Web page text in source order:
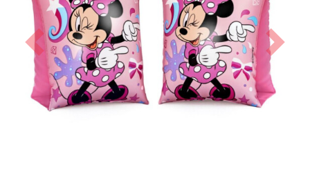
Predchádzajúci Ďalší